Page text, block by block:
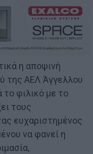
η αποψινή
της ΑΕΛ Άγγελλου
φιλικό με το
τους
ευχαριστημένος
να φανεί η